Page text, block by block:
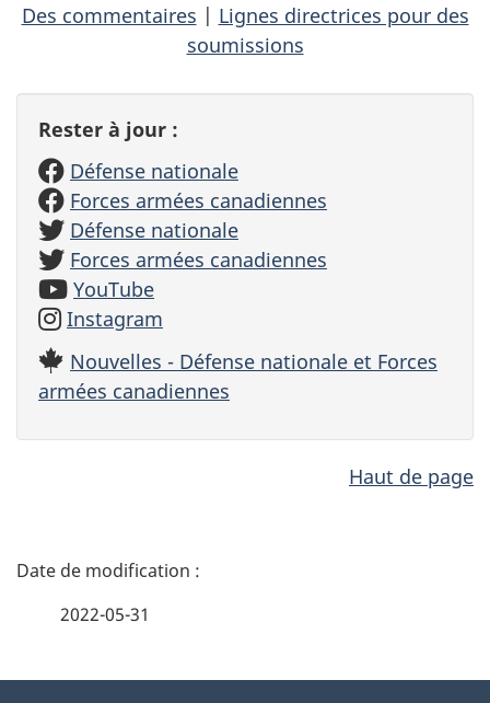
Des commentaires | Lignes directrices pour des
soumissions
Rester à jour :
Défense nationale
Forces armées canadiennes
Défense nationale
Forces armées canadiennes
YouTube
Instagram
Nouvelles - Défense nationale et Forces
armées canadiennes
Haut de page
D
i
2022-05-31